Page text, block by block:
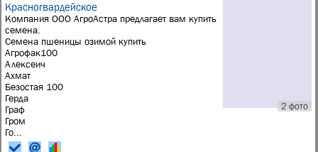
Красногвардейское
2 фото
Компания ООО АгроАстра предлагает вам купить
семена.
Семена пшеницы озимой купить
Агрофак100
Алексеич
Ахмат
Безостая 100
Герда
Граф
Гром
Го...